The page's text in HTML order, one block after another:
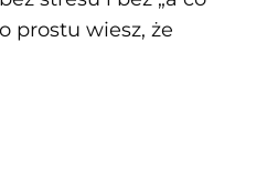
prostu wiesz, że